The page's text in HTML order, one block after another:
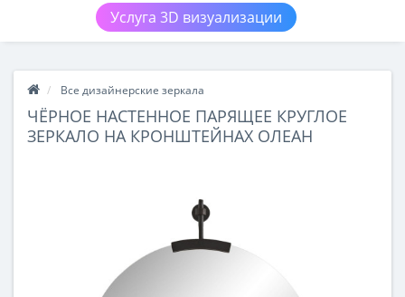
Услуга 3D визуализации
Все дизайнерские зеркала
ЧЁРНОЕ НАСТЕННОЕ ПАРЯЩЕЕ КРУГЛОЕ
ЗЕРКАЛО НА КРОНШТЕЙНАХ ОЛЕАН